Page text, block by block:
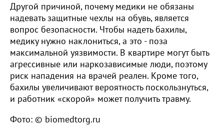
Другой причиной, почему медики не обязаны
надевать защитные чехлы на обувь, является
вопрос безопасности. Чтобы надеть бахилы,
медику нужно наклониться, а это - поза
максимальной уязвимости. В квартире могут быть
агрессивные или наркозависимые люди, поэтому
риск нападения на врачей реален. Кроме того,
бахилы увеличивают вероятность поскользнуться,
и работник «скорой» может получить травму.
Фото: © biomedtorg.ru